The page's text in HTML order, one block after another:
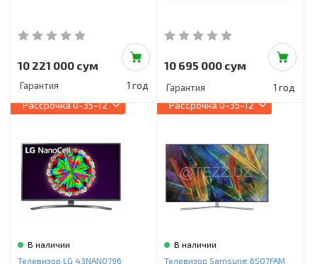
10 221 000 сум
Гарантия 1 год
10 695 000 сум
Гарантия 1 год
Рассрочка0-35-12
В наличии
Телевизор LG 43NANO796
Рассрочка0-35-12
В наличии
Телевизор Samsung 65Q7FAM